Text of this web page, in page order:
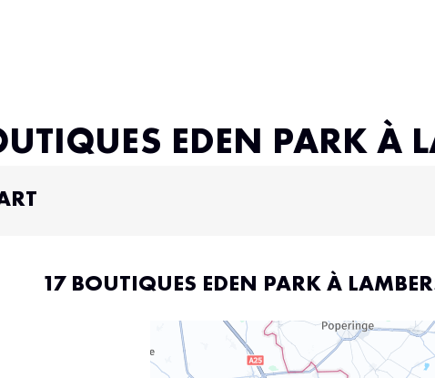
EDEN PARK À
17 BOUTIQUES EDEN PARK À